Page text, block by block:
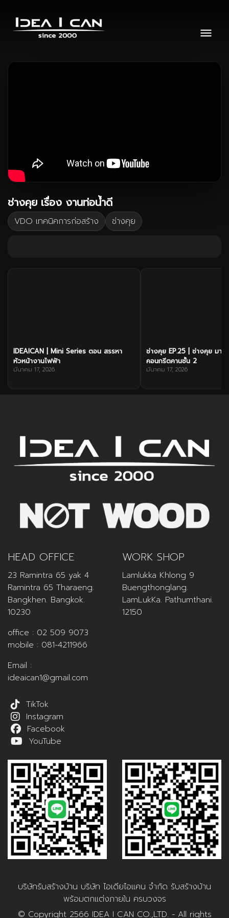
ช่างคุย เรื่อง งานท่อน้ำดี
VDO เทคนิคการก่อสร้าง ช่างคุย
IDEAICAN | Mini Series ตอน สรรหา
หัวหน้างานไฟฟ้า
มีนาคม 17, 2026
ช่างคุย EP.25 | ช่างคุย มาต
คอนกรีตคานชั้น 2
มีนาคม 17, 2026
HEAD OFFICE
23 Ramintra 65 yak 4
Ramintra 65 Tharaeng.
Bangkhen. Bangkok.
10230
office : 02 509 9073
mobile : 081-4211966
Email :
ideaican1@gmail.com
WORK SHOP
Lamlukka Khlong 9
Buengthonglang.
LamLukKa. Pathumthani.
12150
TikTok
Instagram
Facebook
YouTube
บริษัทรับสร้างบ้าน บริษัท ไอเดียไอแคน จำกัด รับสร้างบ้าน
พร้อมตกแต่งภายใน ครบวงจร
© Copyright 2566 IDEA I CAN CO.,LTD. - All rights